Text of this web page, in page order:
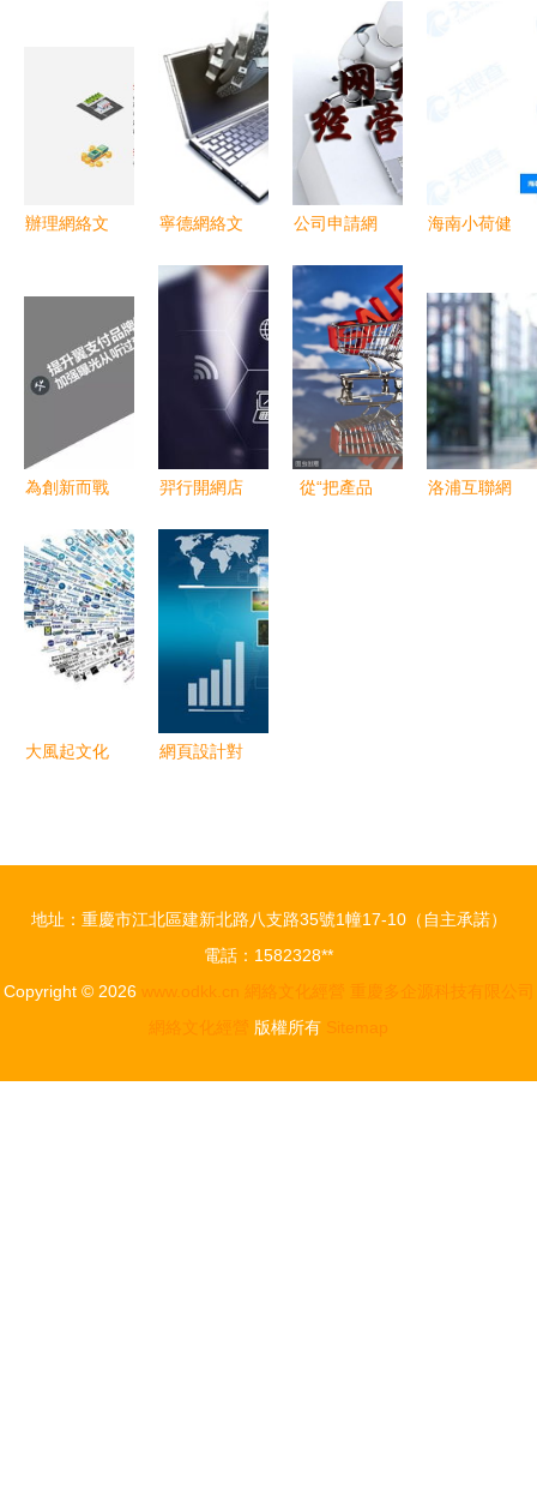
辦理網絡文
證流程指南
寧德網絡文
狀與發展思
考
公司申請網
許可證的必
備條件與關
鍵流程解析
海南小荷健
有限公司成
立，布局遠
程健康管理
及網絡文化
服務
為創新而戰
攬梅花網營
銷創新獎三
項大獎
羿行開網店
略 賣家停
滯不前，這
了嗎？
從“把產品
洛浦互聯網
大風起文化
略
網頁設計對
地址：重慶市江北區建新北路八支路35號1幢17-10（自主承諾）
電話：1582328**
Copyright © 2026 www.odkk.cn 網絡文化經營
重慶多企源科技有限公司
網絡文化經營
版權所有 Sitemap